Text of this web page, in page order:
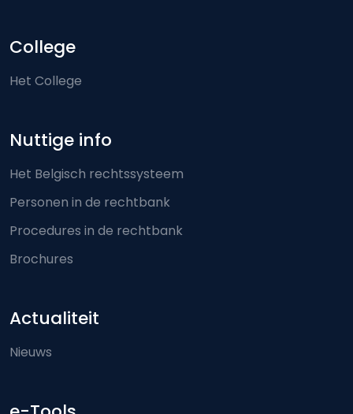
College
Het College
Nuttige info
Het Belgisch rechtssysteem
Personen in de rechtbank
Procedures in de rechtbank
Brochures
Actualiteit
Nieuws